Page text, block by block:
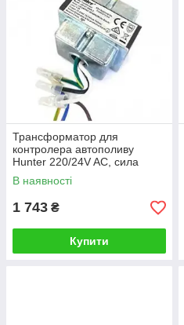
Трансформатор для
контролера автополиву
Hunter 220/24V AC, сила
струму 1А (для X2, зовнішній)
В наявності
1 743 ₴
Купити